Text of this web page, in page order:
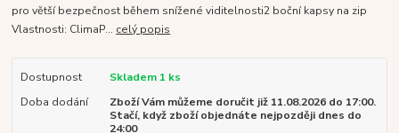
pro větší bezpečnost během snížené viditelnosti2 boční kapsy na zip
Vlastnosti: ClimaP... celý popis
Dostupnost
Skladem 1 ks
Doba dodání
Zboží Vám můžeme doručit již 11.08.2026 do 17:00.
Stačí, když zboží objednáte nejpozději dnes do
24:00